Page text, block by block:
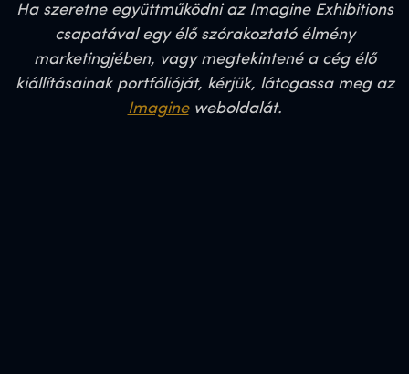
Ha szeretne együttműködni az Imagine Exhibitions
csapatával egy élő szórakoztató élmény
marketingjében, vagy megtekintené a cég élő
kiállításainak portfólióját, kérjük, látogassa meg az
Imagineweboldalát.